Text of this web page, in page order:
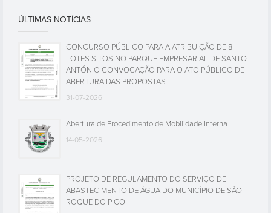
ÚLTIMAS NOTÍCIAS
CONCURSO PÚBLICO PARA A ATRIBUIÇÃO DE 8
LOTES SITOS NO PARQUE EMPRESARIAL DE SANTO
ANTÓNIO CONVOCAÇÃO PARA O ATO PÚBLICO DE
ABERTURA DAS PROPOSTAS
31-07-2026
Abertura de Procedimento de Mobilidade Interna
14-05-2026
PROJETO DE REGULAMENTO DO SERVIÇO DE
ABASTECIMENTO DE ÁGUA DO MUNICÍPIO DE SÃO
ROQUE DO PICO